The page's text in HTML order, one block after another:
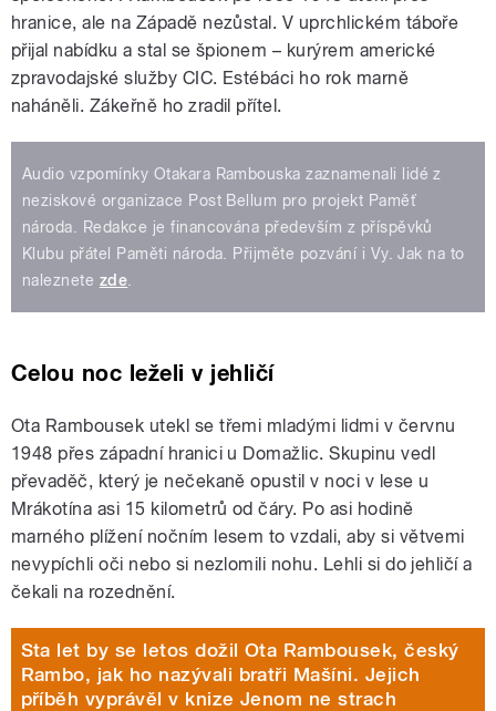
hranice, ale na Západě nezůstal. V uprchlickém táboře
přijal nabídku a stal se špionem – kurýrem americké
zpravodajské služby CIC. Estébáci ho rok marně
naháněli. Zákeřně ho zradil přítel.
Audio vzpomínky Otakara Rambouska zaznamenali lidé z
neziskové organizace Post Bellum pro projekt Paměť
národa. Redakce je financována především z příspěvků
Klubu přátel Paměti národa. Přijměte pozvání i Vy. Jak na to
naleznete zde.
Celou noc leželi v jehličí
Ota Rambousek utekl se třemi mladými lidmi v červnu
1948 přes západní hranici u Domažlic. Skupinu vedl
převaděč, který je nečekaně opustil v noci v lese u
Mrákotína asi 15 kilometrů od čáry. Po asi hodině
marného plížení nočním lesem to vzdali, aby si větvemi
nevypíchli oči nebo si nezlomili nohu. Lehli si do jehličí a
čekali na rozednění.
Sta let by se letos dožil Ota Rambousek, český
Rambo, jak ho nazývali bratři Mašíni. Jejich
příběh vyprávěl v knize Jenom ne strach